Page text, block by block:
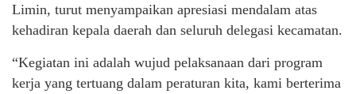
Limin, turut menyampaikan apresiasi mendalam atas
kehadiran kepala daerah dan seluruh delegasi kecamatan.
“Kegiatan ini adalah wujud pelaksanaan dari program
kerja yang tertuang dalam peraturan kita, kami berterima